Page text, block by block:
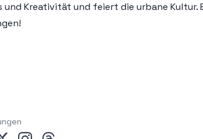
Kreativität und feiert die urbane Kultur.